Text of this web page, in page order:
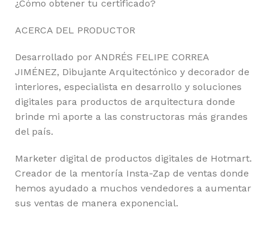
¿Cómo obtener tu certificado?
ACERCA DEL PRODUCTOR
Desarrollado por ANDRÉS FELIPE CORREA
JIMÉNEZ, Dibujante Arquitectónico y decorador de
interiores, especialista en desarrollo y soluciones
digitales para productos de arquitectura donde
brinde mi aporte a las constructoras más grandes
del país.
Marketer digital de productos digitales de Hotmart.
Creador de la mentoría Insta-Zap de ventas donde
hemos ayudado a muchos vendedores a aumentar
sus ventas de manera exponencial.